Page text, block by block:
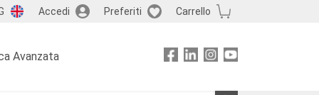
Accedi Preferiti Carrello
Avanzata